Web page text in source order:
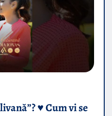
♥️ Cum vi se